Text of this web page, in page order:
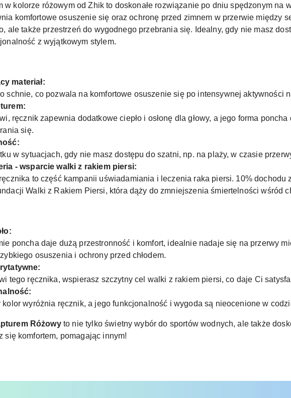
w kolorze różowym od Zhik to doskonałe rozwiązanie po dniu spędzonym na
komfortowe osuszenie się oraz ochronę przed zimnem w przerwie między
ale także przestrzeń do wygodnego przebrania się. Idealny, gdy nie masz
z wyjątkowym stylem.
materiał:
schnie, co pozwala na komfortowe osuszenie się po intensywnej aktywności
ręcznik zapewnia dodatkowe ciepło i osłonę dla głowy, a jego forma
się.
w sytuacjach, gdy nie masz dostępu do szatni, np. na plaży, w czasie
- wsparcie walki z rakiem piersi:
to część kampanii uświadamiania i leczenia raka piersi. 10% dochodu
Walki z Rakiem Piersi, która dąży do zmniejszenia śmiertelności wśród
poncha daje dużą przestronność i komfort, idealnie nadaje się na przerwy
osuszenia i ochrony przed chłodem.
tego ręcznika, wspierasz szczytny cel walki z rakiem piersi, co daje Ci
kolor wyróżnia ręcznik, a jego funkcjonalność i wygoda są nieocenione w
Różowyto nie tylko świetny wybór do sportów wodnych, ale także
się komfortem, pomagając innym!